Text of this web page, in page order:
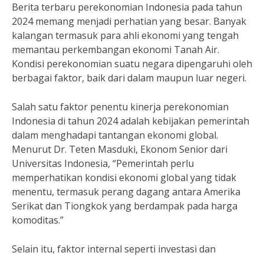
Berita terbaru perekonomian Indonesia pada tahun
2024 memang menjadi perhatian yang besar. Banyak
kalangan termasuk para ahli ekonomi yang tengah
memantau perkembangan ekonomi Tanah Air.
Kondisi perekonomian suatu negara dipengaruhi oleh
berbagai faktor, baik dari dalam maupun luar negeri.
Salah satu faktor penentu kinerja perekonomian
Indonesia di tahun 2024 adalah kebijakan pemerintah
dalam menghadapi tantangan ekonomi global.
Menurut Dr. Teten Masduki, Ekonom Senior dari
Universitas Indonesia, “Pemerintah perlu
memperhatikan kondisi ekonomi global yang tidak
menentu, termasuk perang dagang antara Amerika
Serikat dan Tiongkok yang berdampak pada harga
komoditas.”
Selain itu, faktor internal seperti investasi dan